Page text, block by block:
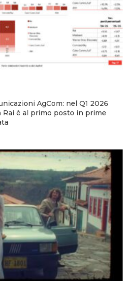
AgCom: nel Q1 2026
Rai è al primo posto in prime